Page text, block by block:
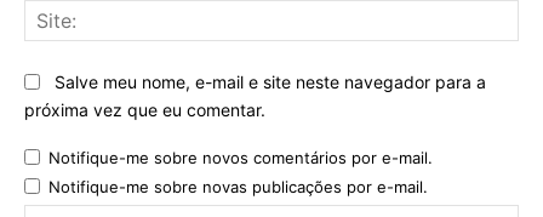
Salve meu nome, e-mail e site neste navegador para a
próxima vez que eu comentar.
Notifique-me sobre novos comentários por e-mail.
Notifique-me sobre novas publicações por e-mail.